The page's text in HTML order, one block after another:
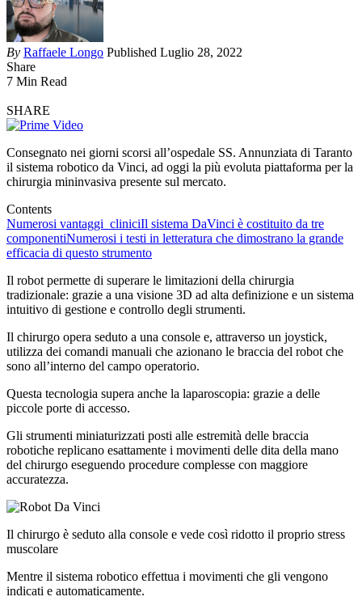
By Raffaele Longo Published Luglio 28, 2022
Share
7 Min Read
SHARE
Consegnato nei giorni scorsi all’ospedale SS. Annunziata di Taranto
il sistema robotico da Vinci, ad oggi la più evoluta piattaforma per la
chirurgia mininvasiva presente sul mercato.
Contents
Numerosi vantaggi cliniciIl sistema DaVinci è costituito da tre
componentiNumerosi i testi in letteratura che dimostrano la grande
efficacia di questo strumento
Il robot permette di superare le limitazioni della chirurgia
tradizionale: grazie a una visione 3D ad alta definizione e un sistema
intuitivo di gestione e controllo degli strumenti.
Il chirurgo opera seduto a una console e, attraverso un joystick,
utilizza dei comandi manuali che azionano le braccia del robot che
sono all’interno del campo operatorio.
Questa tecnologia supera anche la laparoscopia: grazie a delle
piccole porte di accesso.
Gli strumenti miniaturizzati posti alle estremità delle braccia
robotiche replicano esattamente i movimenti delle dita della mano
del chirurgo eseguendo procedure complesse con maggiore
accuratezza.
Il chirurgo è seduto alla console e vede così ridotto il proprio stress
muscolare
Mentre il sistema robotico effettua i movimenti che gli vengono
indicati e automaticamente.